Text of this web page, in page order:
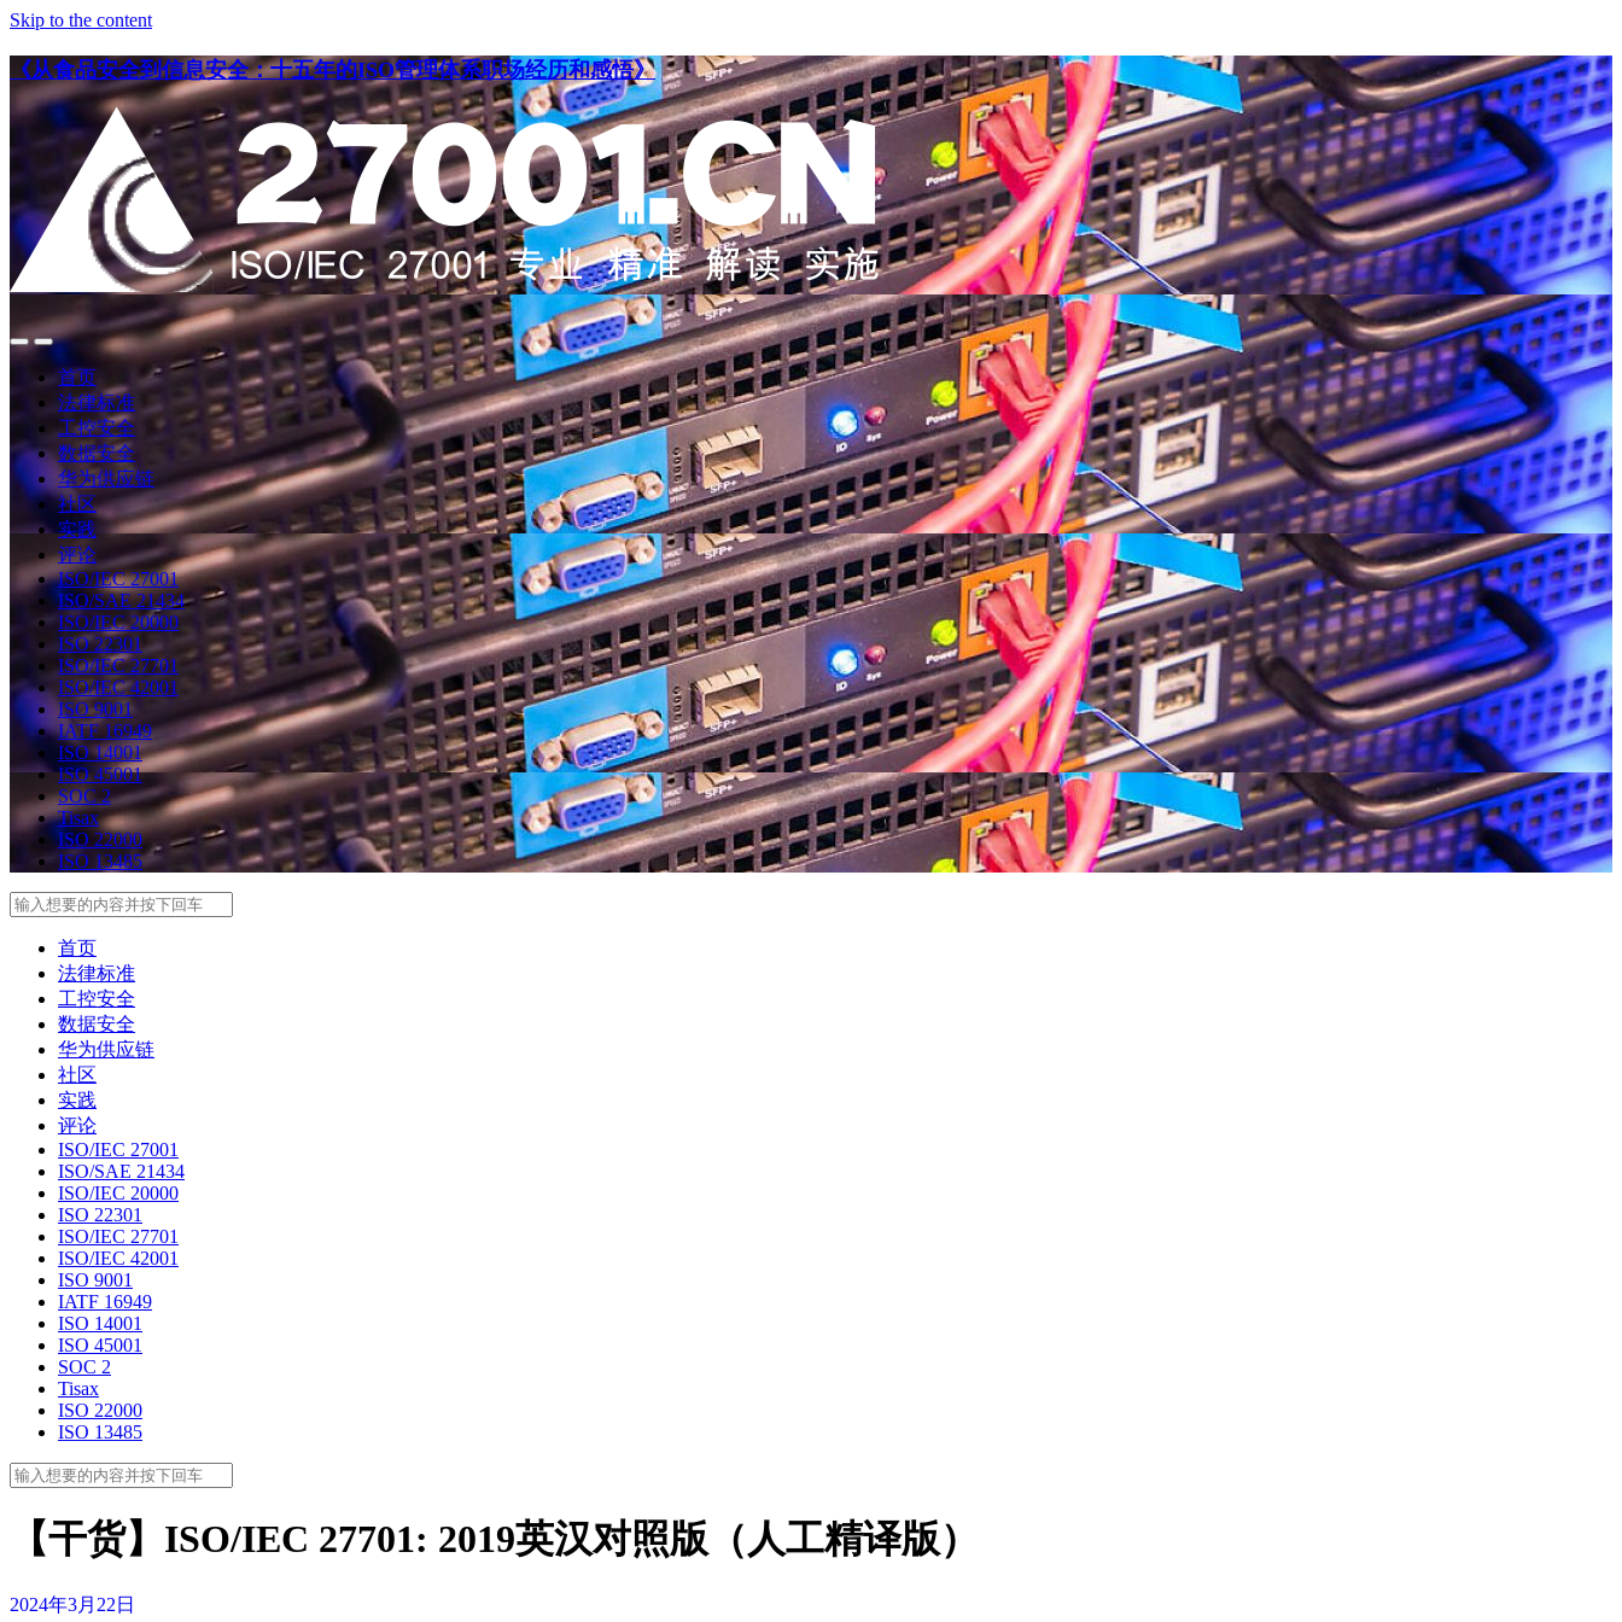
Skip to the content
《从食品安全到信息安全：十五年的ISO管理体系职场经历和感悟》
点
索
点
此
看
导
航
首页
法律标准
工控安全
数据安全
华为供应链
社区
实践
评论
ISO/IEC 27001
ISO/SAE 21434
ISO/IEC 20000
ISO 22301
ISO/IEC 27701
ISO/IEC 42001
ISO 9001
IATF 16949
ISO 14001
ISO 45001
SOC 2
Tisax
ISO 22000
ISO 13485
首页
法律标准
工控安全
数据安全
华为供应链
社区
实践
评论
ISO/IEC 27001
ISO/SAE 21434
ISO/IEC 20000
ISO 22301
ISO/IEC 27701
ISO/IEC 42001
ISO 9001
IATF 16949
ISO 14001
ISO 45001
SOC 2
Tisax
ISO 22000
ISO 13485
【干货】ISO/IEC 27701: 2019英汉对照版（人工精译版）
2024年3月22日